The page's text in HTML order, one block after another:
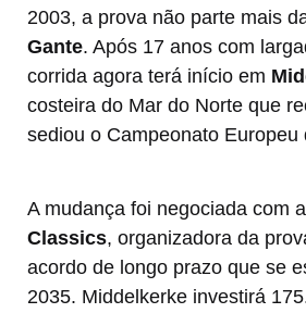
2003, a prova não parte mais
Gante. Após 17 anos com
corrida agora terá início em
costeira do Mar do Norte que
sediou o Campeonato Europeu
A mudança foi negociada com a
Classics, organizadora da
acordo de longo prazo que se
2035. Middelkerke investirá